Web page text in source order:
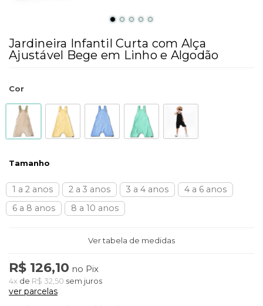
Jardineira Infantil Curta com Alça
Ajustável Bege em Linho e Algodão
Cor
Tamanho
1 a 2 anos 2 a 3 anos 3 a 4 anos
4 a 6 anos
6 a 8 anos
8 a 10 anos
Ver tabela de medidas
R$ 126,10 no Pix
4x de R$ 32,50 sem juros
ver parcelas